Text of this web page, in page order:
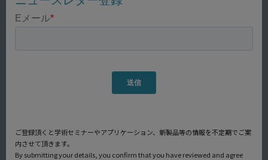
ご登録頂くと学術セミナーやアプリケーション、新製品等の情報を不定期でご案
内させて頂きます。
By submitting your details, you confirm that you have reviewed and agree